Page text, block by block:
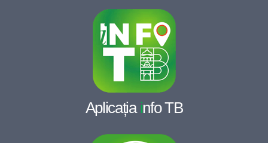
Aplicația info TB